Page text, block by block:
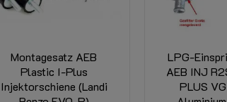
Montagesatz AEB
Plastic I-Plus
Injektorschiene (Landi
LPG-
AEB INJ
PLUS